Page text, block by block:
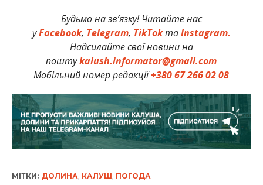
Будьмо на зв’язку! Читайте нас
уFacebook, Telegram, TikTokтаInstagram.
Надсилайте свої новини на
поштуkalush.informator@gmail.com
Мобільний номер редакції+380 67 266 02 08
МІТКИ: ДОЛИНА КАЛУШ ПОГОДА